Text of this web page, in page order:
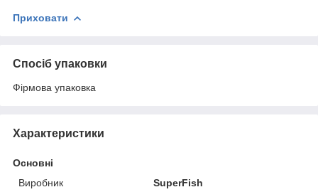
Приховати
Спосіб упаковки
Фірмова упаковка
Характеристики
Основні
Виробник
SuperFish